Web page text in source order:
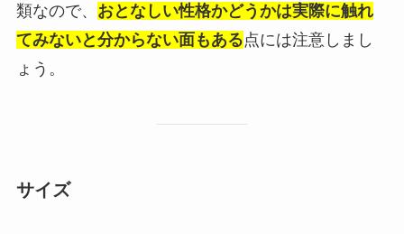
類なので、 おとなしい性格かどうかは実際に触れ
てみないと分からない面もある点には注意しまし
ょう。
サイズ